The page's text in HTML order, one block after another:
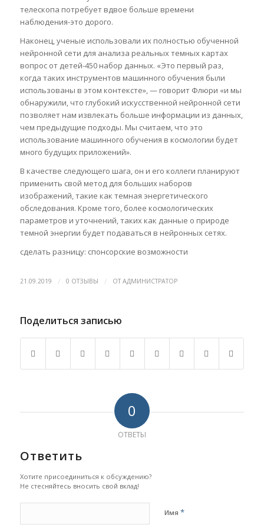
телескопа потребует вдвое больше времени
наблюдения-это дорого.
Наконец, ученые использовали их полностью обученной
нейронной сети для анализа реальных темных картах
вопрос от детей-450 набор данных. «Это первый раз,
когда таких инструментов машинного обучения были
использованы в этом контексте», — говорит Флюри «и мы
обнаружили, что глубокий искусственной нейронной сети
позволяет нам извлекать больше информации из данных,
чем предыдущие подходы. Мы считаем, что это
использование машинного обучения в космологии будет
много будущих приложений».
В качестве следующего шага, он и его коллеги планируют
применить свой метод для больших наборов
изображений, такие как темная энергетического
обследования. Кроме того, более космологических
параметров и уточнений, таких как данные о природе
темной энергии будет подаваться в нейронных сетях.
сделать разницу: спонсорские возможности
21.09.2019 / 0 ОТЗЫВЫ / ОТАДМИНИСТРАТОР
Поделиться записью
0
ОТВЕТЫ
Ответить
Хотите присоединиться к обсуждению?
Не стесняйтесь вносить свой вклад!
Имя *